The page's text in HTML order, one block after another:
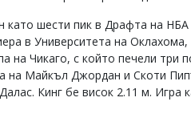
като шести пик в Драфта на НБА
в Университета на
на Чикаго, с който печели три
на Майкъл Джордан и Скоти
Кинг бе висок 2.11 м. Игра